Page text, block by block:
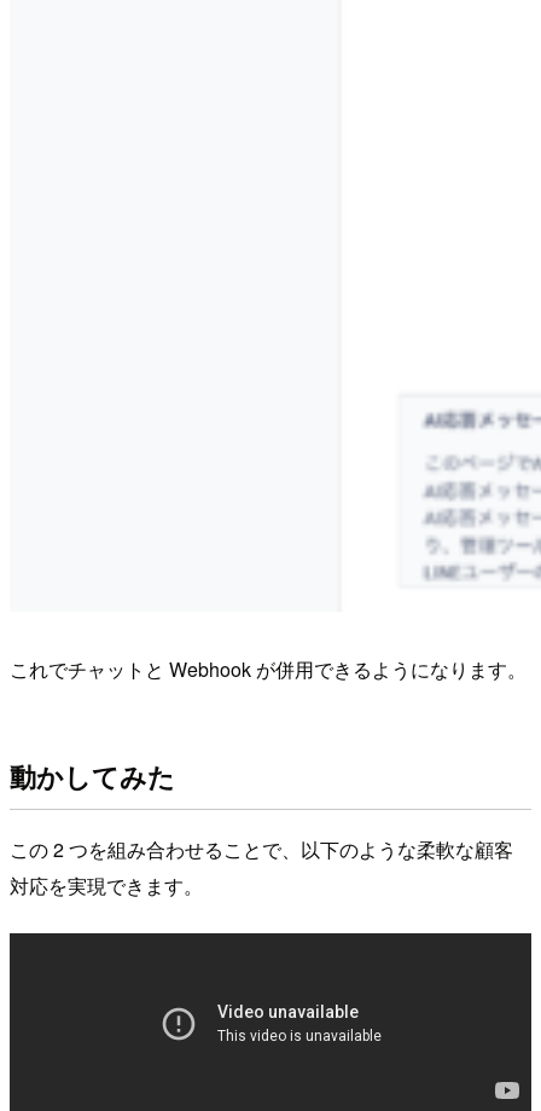
これでチャットと Webhook が併用できるようになります。
動かしてみた
この 2 つを組み合わせることで、以下のような柔軟な顧客
対応を実現できます。